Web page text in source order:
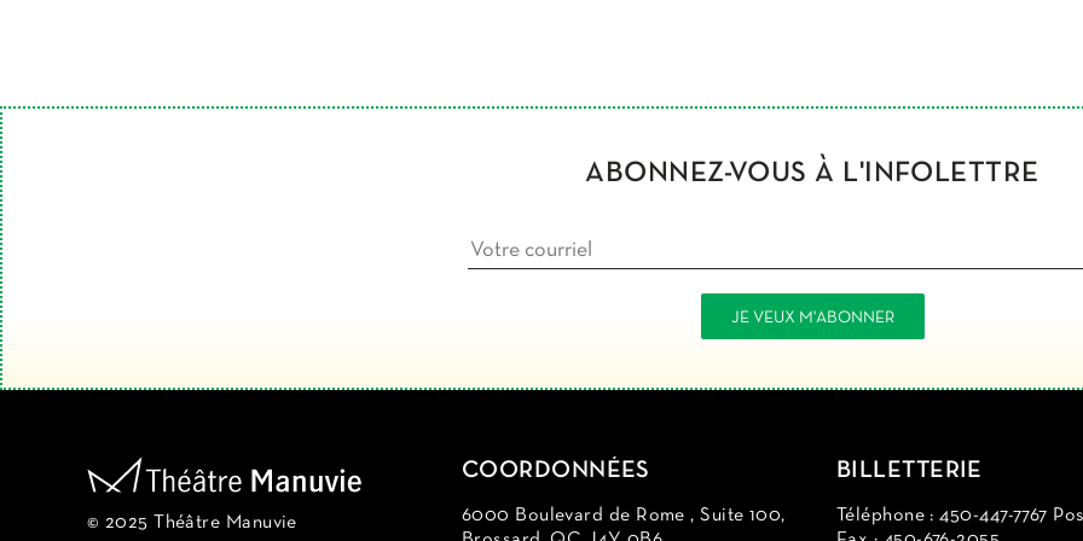
ABONNEZ-VOUS À L'INFOLETTRE
© 2025 Théâtre Manuvie
COORDONNÉES
6000 Boulevard de Rome , Suite 100,
BILLETTERIE
Téléphone : 450-447-7767